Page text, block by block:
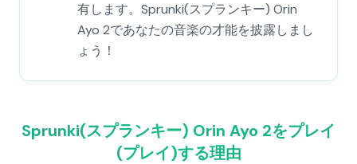
有します。Sprunki(スプランキー) Orin
Ayo 2であなたの音楽の才能を披露しまし
ょう！
Sprunki(スプランキー) Orin Ayo 2をプレイ
(プレイ)する理由